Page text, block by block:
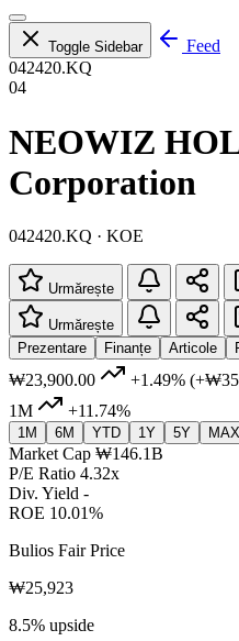
Toggle Sidebar
Feed
042420.KQ
04
NEOWIZ
Corporation
042420.KQ · KOE
Urmărește
Urmărește
Prezentare
Finanțe Articole
₩23,900.00 +1.49%
1M
+11.74%
1M 6M YTD 1Y 5Y MAX
Market Cap ₩146.1B
P/E Ratio 4.32x
Div. Yield -
ROE 10.01%
Bulios Fair Price
₩25,923
8.5% upside